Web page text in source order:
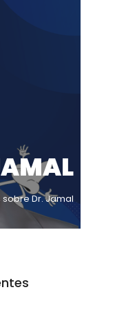
Dr. Jamal